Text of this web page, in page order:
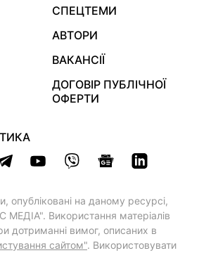
СПЕЦТЕМИ
АВТОРИ
ВАКАНСІЇ
ДОГОВІР ПУБЛІЧНОЇ
ОФЕРТИ
опубліковані на даному ресурсі,
Використання матеріалів
дотриманні вимог, описаних в
сайтом". Використовувати